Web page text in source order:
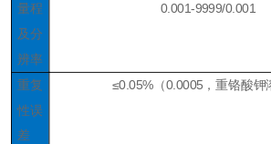
量程
及分
辨率
0.001-9999/0.001
重复
性误
差
≤0.05%（0.0005，重铬酸钾